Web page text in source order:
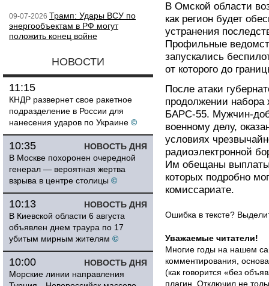
09-07-2026 Трамп: Удары ВСУ по
энергообъектам в РФ могут
положить конец войне
НОВОСТИ
11:15
КНДР развернет свое ракетное
подразделение в России для
нанесения ударов по Украине ©
НОВОСТЬ ДНЯ
10:35
В Москве похоронен очередной
генерал — вероятная жертва
взрыва в центре столицы ©
НОВОСТЬ ДНЯ
10:13
В Киевской области 6 августа
объявлен днем траура по 17
убитым мирным жителям ©
НОВОСТЬ ДНЯ
10:00
Морские линии направления
В Омской области
как регион будет
устранения
Профильные
запускались
от которого до
После атаки
продолжении набора
БАРС-55. Мужчин-
военному делу,
условиях
радиоэлектронной
Им обещаны
которых подробно
комиссариате.
Ошибка в тексте?
Уважаемые читатели!
Многие годы на нашем
комментирования,
(как говорится «без
плагин . Отключил не